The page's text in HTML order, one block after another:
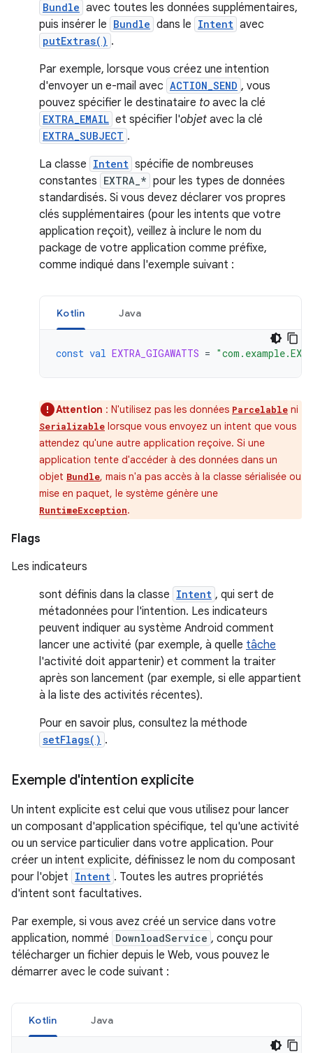
Bundle avec toutes les données supplémentaires,
puis insérer le Bundle dans le Intent avec
putExtras() .
Par exemple, lorsque vous créez une intention
d'envoyer un e-mail avec ACTION_SEND , vous
pouvez spécifier le destinataire to avec la clé
EXTRA_EMAIL et spécifier l'objet avec la clé
EXTRA_SUBJECT .
La classe Intent spécifie de nombreuses
constantes EXTRA_* pour les types de données
standardisés. Si vous devez déclarer vos propres
clés supplémentaires (pour les intents que votre
application reçoit), veillez à inclure le nom du
package de votre application comme préfixe,
comme indiqué dans l'exemple suivant :
Kotlin Java
const val EXTRA_GIGAWATTS =
Attention : N'utilisez pas les données Parcelable ni
Serializable lorsque vous envoyez un intent que vous
attendez qu'une autre application reçoive. Si une
application tente d'accéder à des données dans un
objet Bundle, mais n'a pas accès à la classe sérialisée ou
mise en paquet, le système génère une
RuntimeException.
Flags
Les indicateurs
sont définis dans la classe Intent , qui sert de
métadonnées pour l'intention. Les indicateurs
peuvent indiquer au système Android comment
lancer une activité (par exemple, à quelle tâche
l'activité doit appartenir) et comment la traiter
après son lancement (par exemple, si elle appartient
à la liste des activités récentes).
Pour en savoir plus, consultez la méthode
setFlags() .
Exemple d'intention explicite
Un intent explicite est celui que vous utilisez pour lancer
un composant d'application spécifique, tel qu'une activité
ou un service particulier dans votre application. Pour
créer un intent explicite, définissez le nom du composant
pour l'objet Intent . Toutes les autres propriétés
d'intent sont facultatives.
Par exemple, si vous avez créé un service dans votre
application, nommé DownloadService , conçu pour
télécharger un fichier depuis le Web, vous pouvez le
démarrer avec le code suivant :
Kotlin Java